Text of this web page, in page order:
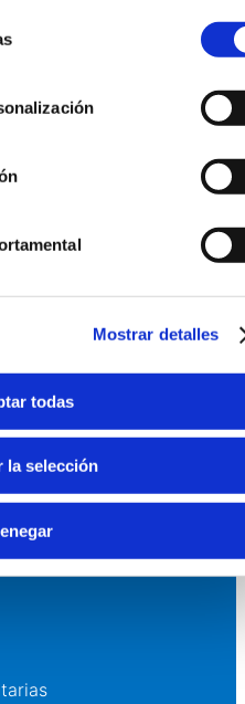
Mostrar detalles
todas
la selección
Escobar (Cuento).